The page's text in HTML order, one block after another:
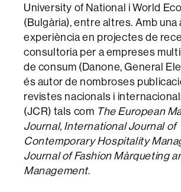
University of National i World
(Bulgària), entre altres. Amb una
experiència en projectes de
consultoria per a empreses
de consum (Danone, General
és autor de nombroses
revistes nacionals i
(JCR) tals com The European
Journal, International Journal of
Contemporary Hospitality
Journal of Fashion Màrqueting
Management.